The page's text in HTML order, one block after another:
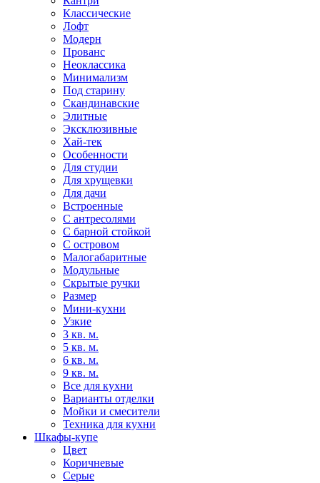
Классические
Лофт
Модерн
Прованс
Неоклассика
Минимализм
Под старину
Скандинавские
Элитные
Эксклюзивные
Хай-тек
Особенности
Для студии
Для хрущевки
Для дачи
Встроенные
С антресолями
С барной стойкой
С островом
Малогабаритные
Модульные
Скрытые ручки
Размер
Мини-кухни
Узкие
3 кв. м.
5 кв. м.
6 кв. м.
9 кв. м.
Все для кухни
Варианты отделки
Мойки и смесители
Техника для кухни
Шкафы-купе
Цвет
Коричневые
Серые